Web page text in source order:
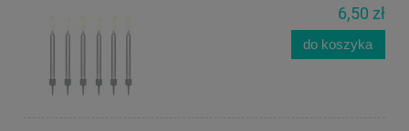
6,50 zł
do koszyka